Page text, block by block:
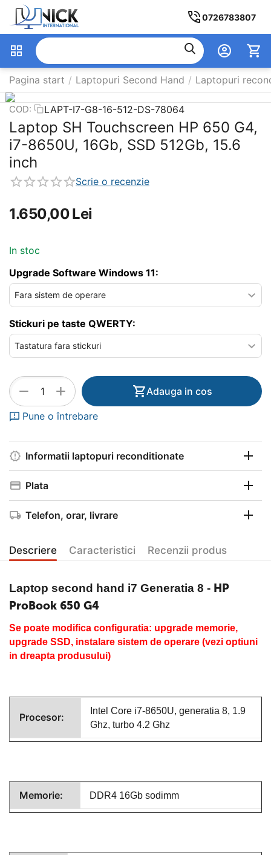
0726783807
Pagina start / Laptopuri Second Hand / Laptopuri
COD: LAPT-I7-G8-16-512-DS-78064
Laptop SH Touchscreen HP 650 G4,
i7-8650U, 16Gb, SSD 512Gb, 15.6
inch
Scrie o recenzie
1.650,00Lei
In stoc
Upgrade Software Windows 11:
Stickuri pe taste QWERTY:
+
− Adauga in cos
Pune o întrebare
Informatii laptopuri reconditionate
Plata
Telefon, orar, livrare
Descriere Caracteristici Recenzii produs
Laptop second hand i7 Generatia 8 - HP
ProBook 650 G4
Se poate modifica configuratia: upgrade memorie,
upgrade SSD, instalare sistem de operare (vezi optiuni
in dreapta produsului)
Procesor:
Intel Core i7-8650U, generatia 8, 1.9
Ghz, turbo 4.2 Ghz
Memorie: DDR4 16Gb sodimm